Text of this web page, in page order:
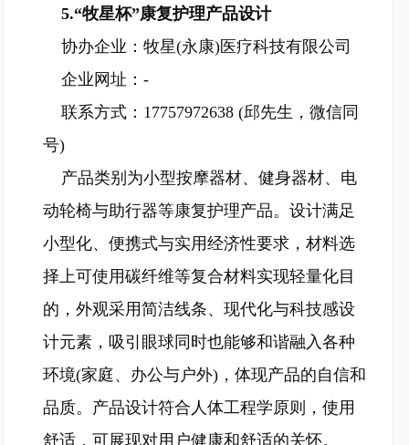
5.“牧星杯”康复护理产品设计
协办企业：牧星(永康)医疗科技有限公司
企业网址：-
联系方式：17757972638 (邱先生，微信同
号)
产品类别为小型按摩器材、健身器材、电
动轮椅与助行器等康复护理产品。设计满足
小型化、便携式与实用经济性要求，材料选
择上可使用碳纤维等复合材料实现轻量化目
的，外观采用简洁线条、现代化与科技感设
计元素，吸引眼球同时也能够和谐融入各种
环境(家庭、办公与户外)，体现产品的自信和
品质。产品设计符合人体工程学原则，使用
舒适，可展现对用户健康和舒适的关怀。